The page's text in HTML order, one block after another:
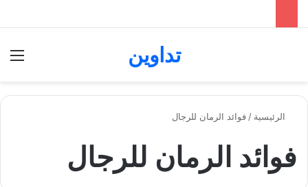
تداوين
الرئيسية / فوائد الرمان للرجال
فوائد الرمان للرجال